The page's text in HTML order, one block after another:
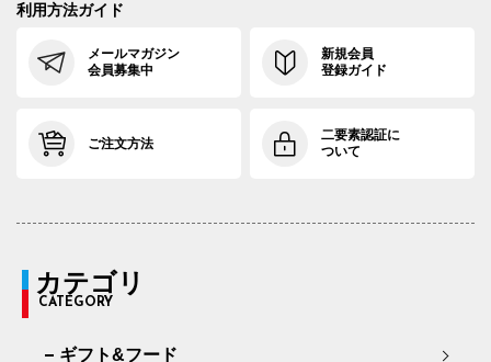
利用方法ガイド
メールマガジン
会員募集中
新規会員
登録ガイド
ご注文方法
二要素認証に
ついて
カテゴリ
CATEGORY
ギフト&フード